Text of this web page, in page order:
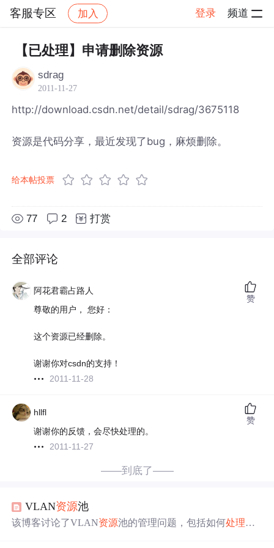
客服专区 加入 登录 频道
社区 客服专区 帖子详情
【已处理】申请删除资源
sdrag
2011-11-27
http://download.csdn.net/detail/sdrag/3675118
资源是代码分享，最近发现了bug，麻烦删除。
给本帖投票
77 2 打赏
全部评论
阿花君霸占路人
尊敬的用户， 您好：
这个资源已经删除。
谢谢你对csdn的支持！
2011-11-28
赞
hllfl
谢谢你的反馈，会尽快处理的。
2011-11-27
赞
——到底了——
VLAN资源池
该博客讨论了VLAN资源池的管理问题，包括如何处理VL